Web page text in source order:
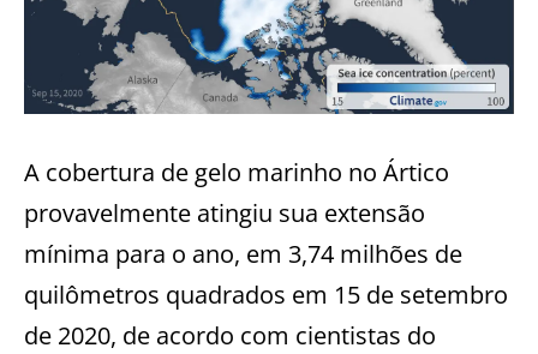
A cobertura de gelo marinho no Ártico
provavelmente atingiu sua extensão
mínima para o ano, em 3,74 milhões de
quilômetros quadrados em 15 de setembro
de 2020, de acordo com cientistas do